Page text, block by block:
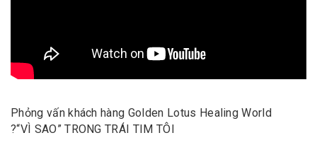
Phỏng vấn khách hàng Golden Lotus Healing World
?“VÌ SAO” TRONG TRÁI TIM TÔI